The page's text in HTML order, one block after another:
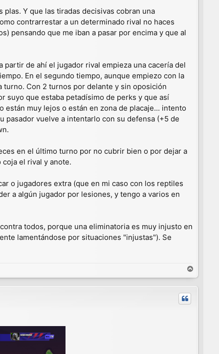
Y que las tiradas decisivas cobran una
contrarrestar a un determinado rival no haces
pensando que me iban a pasar por encima y que al
de ahí el jugador rival empieza una cacería del
En el segundo tiempo, aunque empiezo con la
turno. Con 2 turnos por delante y sin oposición
suyo que estaba petadísimo de perks y que así
están muy lejos o están en zona de placaje... intento
pasador vuelve a intentarlo con su defensa (+5 de
en el último turno por no cubrir bien o por dejar a
el rival y anote.
o jugadores extra (que en mi caso con los reptiles
a algún jugador por lesiones, y tengo a varios en
todos, porque una eliminatoria es muy injusto en
lamentándose por situaciones "injustas"). Se
r
r